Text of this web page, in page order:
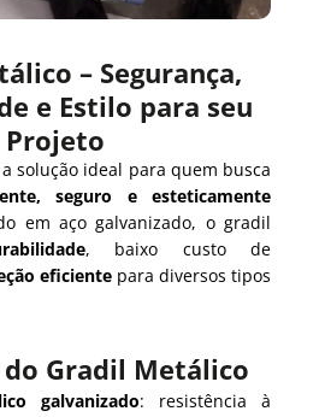
– Segurança,
e Estilo para seu
Projeto
solução ideal para quem busca
seguro e esteticamente
em aço galvanizado, o gradil
, baixo custo de
eficiente para diversos tipos
do Gradil Metálico
galvanizado: resistência à